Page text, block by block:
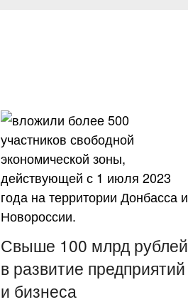
Свыше 100 млрд рублей
в развитие предприятий
и бизнеса